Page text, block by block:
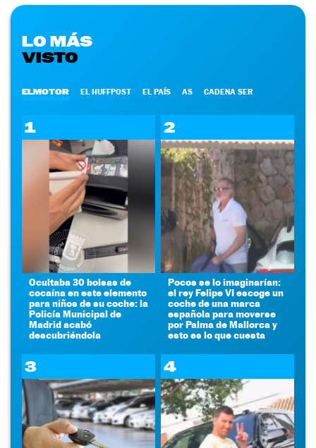
LO MÁS
VISTO
ELMOTOR EL HUFFPOST EL PAÍS AS CADENA SER
1
Ocultaba 30 bolsas de
cocaína en este elemento
para niños de su coche: la
Policía Municipal de
Madrid acabó
descubriéndola
2
Pocos se lo imaginarían:
el rey Felipe VI escoge un
coche de una marca
española para moverse
por Palma de Mallorca y
esto es lo que cuesta
3 4